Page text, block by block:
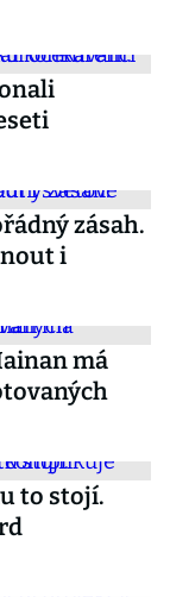
zásah.
i
má
to stojí.